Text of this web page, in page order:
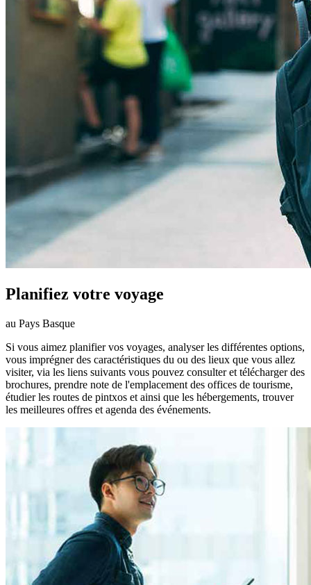
Planifiez votre voyage
au Pays Basque
Si vous aimez planifier vos voyages, analyser les différentes options,
vous imprégner des caractéristiques du ou des lieux que vous allez
visiter, via les liens suivants vous pouvez consulter et télécharger des
brochures, prendre note de l'emplacement des offices de tourisme,
étudier les routes de pintxos et ainsi que les hébergements, trouver
les meilleures offres et agenda des événements.